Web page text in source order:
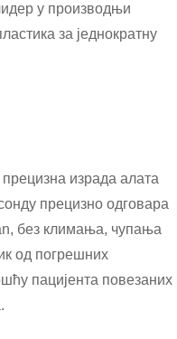
у производњи
за једнократну
израда алата
прецизно одговара
без климања, чупања
од погрешних
пацијента повезаних